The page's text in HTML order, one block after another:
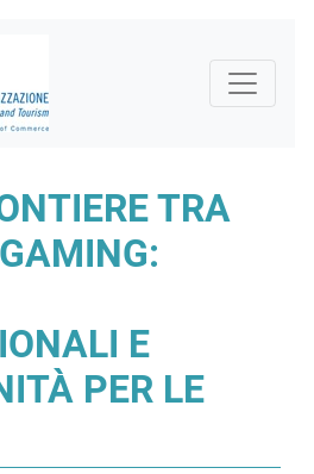
TRA
E
PER LE